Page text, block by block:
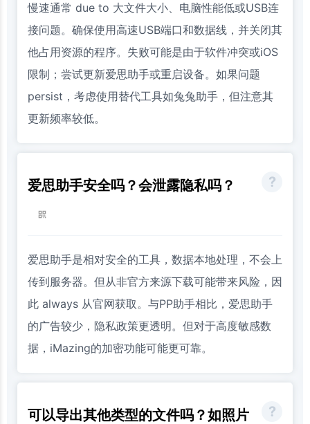
慢速通常 due to 大文件大小、电脑性能低或USB连
接问题。确保使用高速USB端口和数据线，并关闭其
他占用资源的程序。失败可能是由于软件冲突或iOS
限制；尝试更新爱思助手或重启设备。如果问题
persist，考虑使用替代工具如兔兔助手，但注意其
更新频率较低。
爱思助手安全吗？会泄露隐私吗？
爱思助手是相对安全的工具，数据本地处理，不会上
传到服务器。但从非官方来源下载可能带来风险，因
此 always 从官网获取。与PP助手相比，爱思助手
的广告较少，隐私政策更透明。但对于高度敏感数
据，iMazing的加密功能可能更可靠。
可以导出其他类型的文件吗？如照片